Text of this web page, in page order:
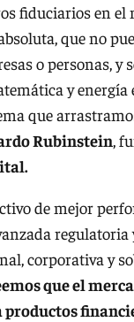
fiduciarios en el
que no
o personas, y
y energía
que
Rubinstein,
de mejor
regulatoria
corporativa y
que el